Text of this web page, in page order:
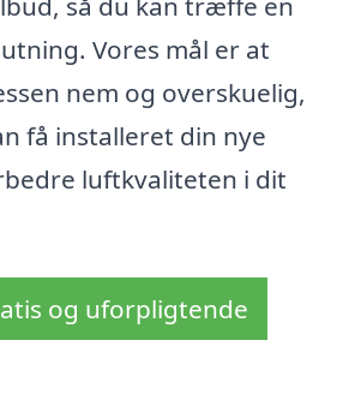
Vores mål er at
nem og overskuelig,
få installeret din nye
luftkvaliteten i dit
og uforpligtende